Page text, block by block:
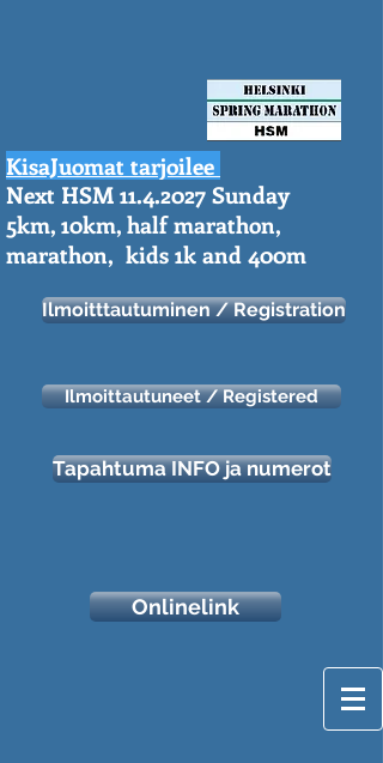
KisaJuomat tarjoilee
https://aonach.xyz/
Next HSM 11.4.2027 Sunday
5km, 10km, half marathon,
marathon, kids 1k and 400m
Ilmoitttautuminen / Registration
Ilmoittautuneet / Registered
Tapahtuma INFO ja numerot
Onlinelink